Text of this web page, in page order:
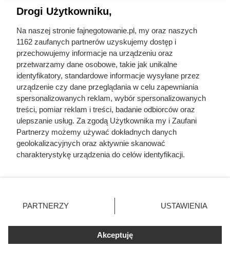
Doprowadził do śmierci większej
liczby ludzi niż Hitler i Stalin
razem wzięci. Mimo to czczą go
jako bohatera
Drogi Użytkowniku,
Na naszej stronie fajnegotowanie.pl, my oraz naszych
1162 zaufanych partnerów uzyskujemy dostęp i
przechowujemy informacje na urządzeniu oraz
przetwarzamy dane osobowe, takie jak unikalne
identyfikatory, standardowe informacje wysyłane przez
urządzenie czy dane przeglądania w celu zapewniania
spersonalizowanych reklam, wybór spersonalizowanych
treści, pomiar reklam i treści, badanie odbiorców oraz
ulepszanie usług. Za zgodą Użytkownika my i Zaufani
Partnerzy możemy używać dokładnych danych
geolokalizacyjnych oraz aktywnie skanować
charakterystykę urządzenia do celów identyfikacji.
zmienić/wycofać klikając przycisk ustawień prywatności
znajdujący się w lewym dolnym rogu strony
rodzaje przetwarzania danych nie wymagają zgody
użytkownika, ale masz prawo sprzeciwić się takiemu
przetwarzaniu. Preferencje będą miały zastosowania tylko
PARTNERZY USTAWIENIA
Akceptuję